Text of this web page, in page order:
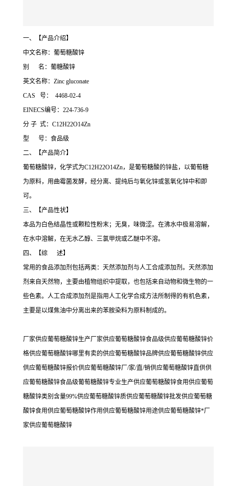
一、【产品介绍】
中文名称：葡萄糖酸锌
别 名：葡糖酸锌
英文名称：Zinc gluconate
CAS 号： 4468-02-4
EINECS编号：224-736-9
分 子 式：C12H22O14Zn
型 号：食品级
二、【产品简介】
葡萄糖酸锌，化学式为C12H22O14Zn，是葡萄糖酸的锌盐，以葡萄糖
为原料，用曲霉菌发酵，经分离、提纯后与氧化锌或氢氧化锌中和即
可。
三、【产品性状】
本品为白色结晶性或颗粒性粉末；无臭，味微涩。在沸水中极易溶解，
在水中溶解，在无水乙醇、三氯甲烷或乙醚中不溶。
四、【综 述】
常用的食品添加剂包括两类：天然添加剂与人工合成添加剂。天然添加
剂来自天然物，主要由植物组织中提取，也包括来自动物和微生物的一
些色素。人工合成添加剂是指用人工化学合成方法所制得的有机色素，
主要是以煤焦油中分离出来的苯胺染料为原料制成的。
厂家供应葡萄糖酸锌生产厂家供应葡萄糖酸锌食品级供应葡萄糖酸锌价
格供应葡萄糖酸锌哪里有卖的供应葡萄糖酸锌品牌供应葡萄糖酸锌供应
供应葡萄糖酸锌报价供应葡萄糖酸锌厂/家/直/销供应葡萄糖酸锌直供供
应葡萄糖酸锌食品级葡萄糖酸锌专业生产供应葡萄糖酸锌食用供应葡萄
糖酸锌类别含量99%供应葡萄糖酸锌质供应葡萄糖酸锌批发供应葡萄糖
酸锌食用供应葡萄糖酸锌作用供应葡萄糖酸锌用途供应葡萄糖酸锌*厂
家供应葡萄糖酸锌